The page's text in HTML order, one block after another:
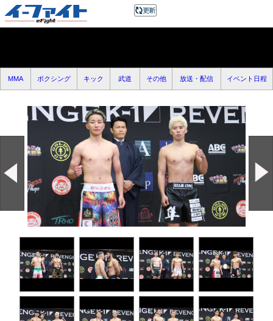
MMA ボクシング キック 武道 その他 放送・配信 イベント日程